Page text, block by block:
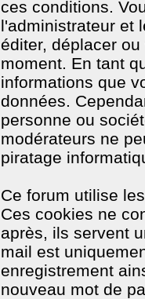
ces conditions.
l'administrateur et
éditer, déplacer
moment. En tant
informations que
données.
personne ou
modérateurs ne
piratage
Ce forum utilise
Ces cookies ne
après, ils servent
mail est
enregistrement
nouveau mot de